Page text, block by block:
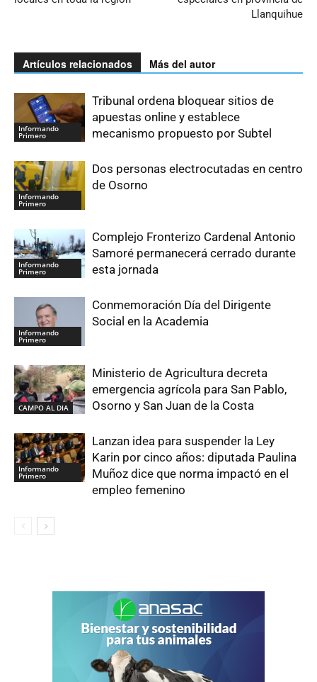
Llanquihue
Artículos relacionados Más del autor
Informando
Primero
Tribunal ordena bloquear sitios de
apuestas online y establece
mecanismo propuesto por Subtel
Informando
Primero
Dos personas electrocutadas en centro
de Osorno
Informando
Primero
Complejo Fronterizo Cardenal Antonio
Samoré permanecerá cerrado durante
esta jornada
Informando
Primero
Conmemoración Día del Dirigente
Social en la Academia
CAMPO AL DIA
Ministerio de Agricultura decreta
emergencia agrícola para San Pablo,
Osorno y San Juan de la Costa
Informando
Primero
Lanzan idea para suspender la Ley
Karin por cinco años: diputada Paulina
Muñoz dice que norma impactó en el
empleo femenino